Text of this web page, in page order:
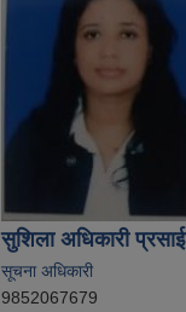
सुशिला अधिकारी प्रसाई
सूचना अधिकारी
9852067679